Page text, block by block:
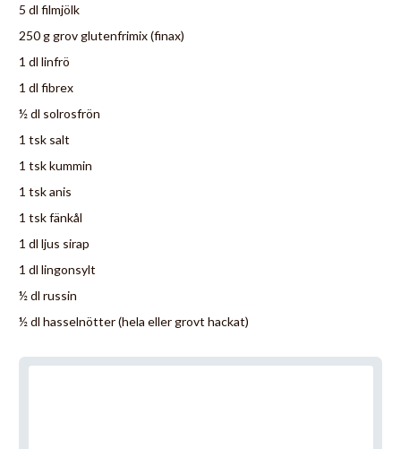
5 dl filmjölk
250 g grov glutenfrimix (finax)
1 dl linfrö
1 dl fibrex
½ dl solrosfrön
1 tsk salt
1 tsk kummin
1 tsk anis
1 tsk fänkål
1 dl ljus sirap
1 dl lingonsylt
½ dl russin
½ dl hasselnötter (hela eller grovt hackat)